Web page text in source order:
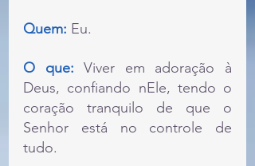
Quem: Eu.
O que: Viver em adoração à
Deus, confiando nEle, tendo o
coração tranquilo de que o
Senhor está no controle de
tudo.